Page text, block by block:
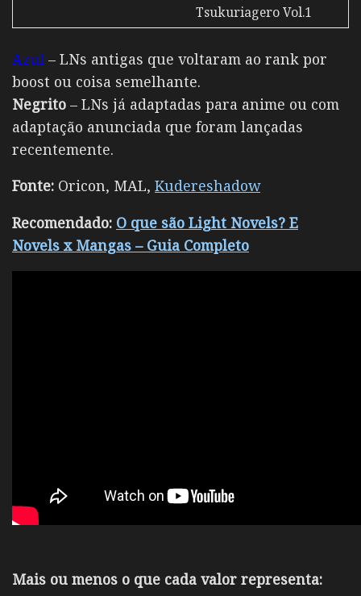
Tsukuriagero Vol.1
Azul – LNs antigas que voltaram ao rank por
boost ou coisa semelhante.
Negrito – LNs já adaptadas para anime ou com
adaptação anunciada que foram lançadas
recentemente.
Fonte: Oricon, MAL, Kudereshadow
Recomendado: O que são Light Novels? E
Novels x Mangas – Guia Completo
Mais ou menos o que cada valor representa: